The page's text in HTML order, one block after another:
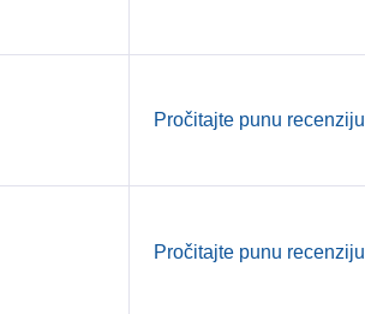
Pročitajte punu recenziju
Pročitajte punu recenziju